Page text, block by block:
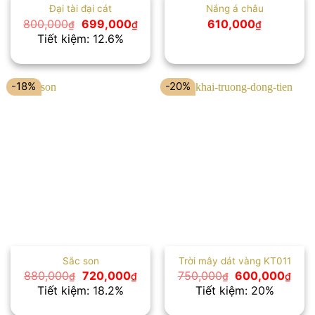
Đại tài đại cát
800,000₫ Giá
gốc
là:
699,000₫Giá
hiện
là:
699,000₫.
Tiết kiệm: 12.6%
Nắng á châu
610,000₫
-18%
Sắc son
880,000₫ Giá
gốc
là:
720,000₫Giá
hiện
Tiết kiệm: 18.2%
-20%
Trời mây dát vàng KT011
750,000₫ Giá
gốc
là:
600,000₫Giá
là:
Tiết kiệm: 20%